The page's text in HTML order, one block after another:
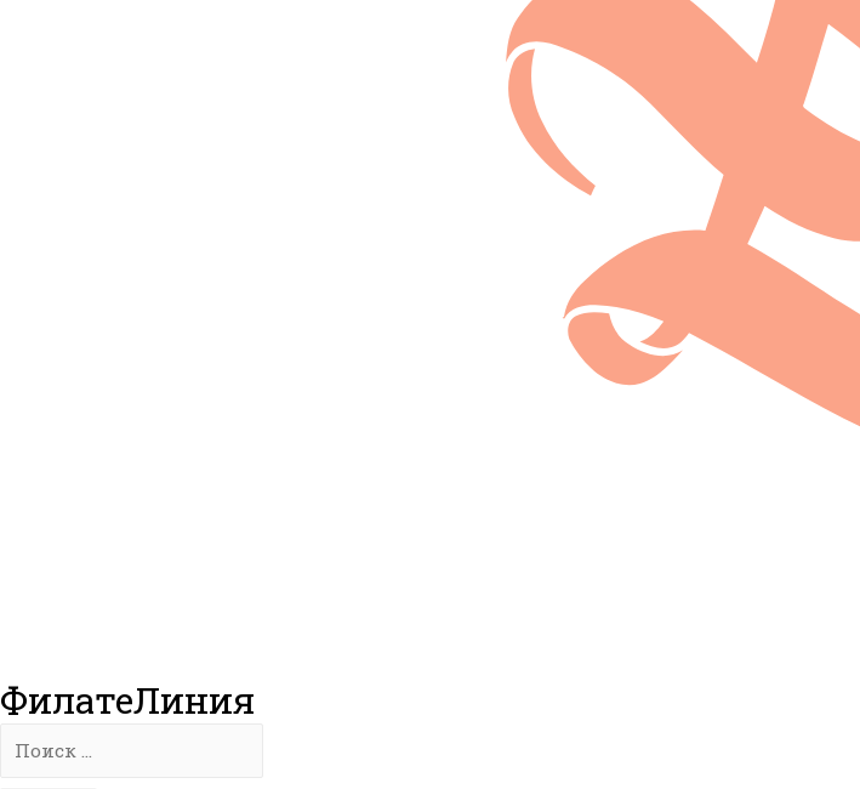
ФилатеЛиния